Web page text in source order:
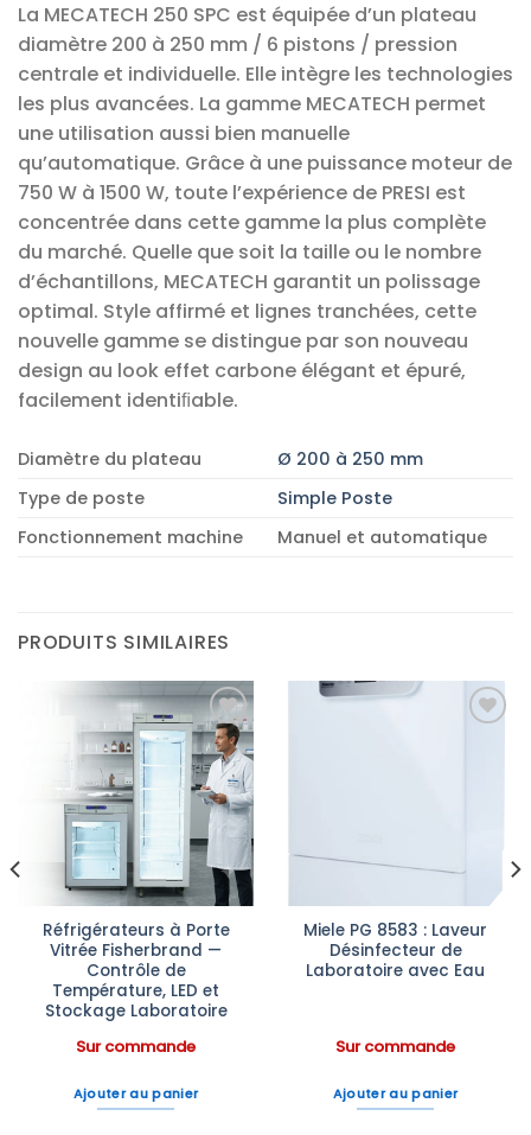
La MECATECH 250 SPC est équipée d’un plateau
diamètre 200 à 250 mm / 6 pistons / pression
centrale et individuelle. Elle intègre les technologies
les plus avancées. La gamme MECATECH permet
une utilisation aussi bien manuelle
qu’automatique. Grâce à une puissance moteur de
750 W à 1500 W, toute l’expérience de PRESI est
concentrée dans cette gamme la plus complète
du marché. Quelle que soit la taille ou le nombre
d’échantillons, MECATECH garantit un polissage
optimal. Style affirmé et lignes tranchées, cette
nouvelle gamme se distingue par son nouveau
design au look effet carbone élégant et épuré,
facilement identiﬁable.
Diamètre du plateau
Ø 200 à 250 mm
Type de poste
Simple Poste
Fonctionnement machine
Manuel et automatique
PRODUITS SIMILAIRES
Ajouter
à la liste
d’envies
Réfrigérateurs à Porte
Vitrée Fisherbrand —
Contrôle de
Température, LED et
Stockage Laboratoire
Sur commande
Ajouter au panier
Miele PG 8583 : Laveur
Désinfecteur de
Laboratoire avec Eau
Sur commande
Ajouter au panier